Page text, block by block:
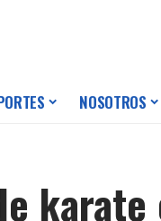
NOSOTROS
karate